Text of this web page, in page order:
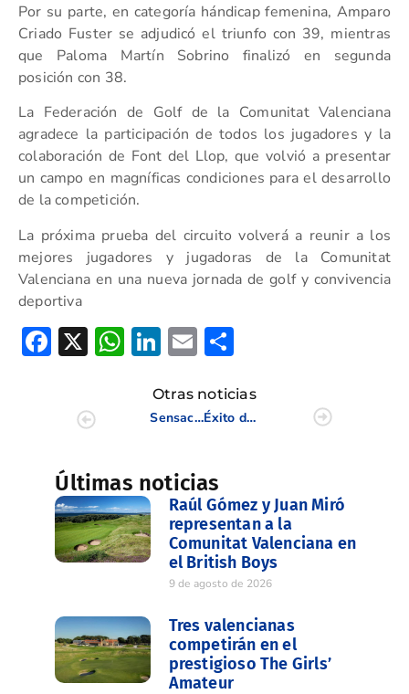
Por su parte, en categoría hándicap femenina, Amparo
Criado Fuster se adjudicó el triunfo con 39, mientras
que Paloma Martín Sobrino finalizó en segunda
posición con 38.
La Federación de Golf de la Comunitat Valenciana
agradece la participación de todos los jugadores y la
colaboración de Font del Llop, que volvió a presentar
un campo en magníficas condiciones para el desarrollo
de la competición.
La próxima prueba del circuito volverá a reunir a los
mejores jugadores y jugadoras de la Comunitat
Valenciana en una nueva jornada de golf y convivencia
deportiva
Facebook
X WhatsApp
LinkedIn
Email
Otras noticias
Sensacional segunda prueba del Circuito Xiquets en Mediterráneo Golf
Éxito del PVACE 9 BAI en Costa de Azahar
Últimas noticias
Raúl Gómez y Juan Miró
representan a la
Comunitat Valenciana en
el British Boys
9 de agosto de 2026
Tres valencianas
competirán en el
prestigioso The Girls’
Amateur